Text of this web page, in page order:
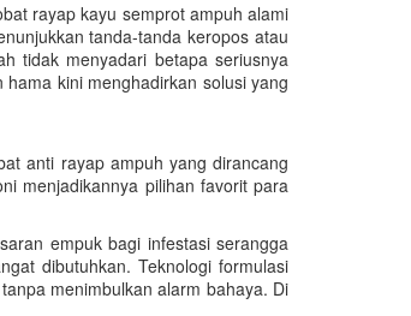
rayap kayu semprot ampuh alami
tanda-tanda keropos atau
tidak menyadari betapa seriusnya
kini menghadirkan solusi yang
anti rayap ampuh yang dirancang
menjadikannya pilihan favorit para
empuk bagi infestasi serangga
dibutuhkan. Teknologi formulasi
menimbulkan alarm bahaya. Di